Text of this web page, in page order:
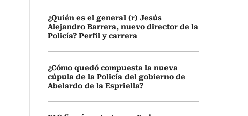
¿Quién es el general (r) Jesús
Alejandro Barrera, nuevo director de la
Policía? Perfil y carrera
¿Cómo quedó compuesta la nueva
cúpula de la Policía del gobierno de
Abelardo de la Espriella?